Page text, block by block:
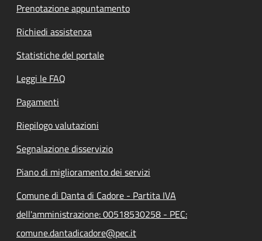
Prenotazione appuntamento
Richiedi assistenza
Statistiche del portale
Leggi le FAQ
Pagamenti
Riepilogo valutazioni
Segnalazione disservizio
Piano di miglioramento dei servizi
Comune di Danta di Cadore - Partita IVA
dell'amministrazione: 00518530258 - PEC:
comune.dantadicadore@pec.it